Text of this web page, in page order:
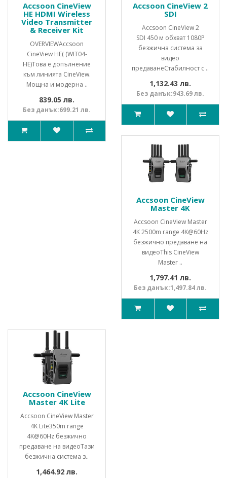
Accsoon CineView
HE HDMI Wireless
Video Transmitter
& Receiver Kit
OVERVIEWAccsoon
CineView HE( (WIT04-
HE)Това e допълнение
към линията CineView.
Мощна и модерна ..
839.05 лв.
Без данък:699.21 лв.
Accsoon CineView 2
SDI
Accsoon CineView 2
SDI 450 м обхват 1080P
безжична система за
видео
предаванеСтабилност с ..
1,132.43 лв.
Без данък:943.69 лв.
Accsoon CineView
Master 4K
Accsoon CineView Master
4K 2500m range 4K@60Hz
безжично предаване на
видеоThis CineView
Master ..
1,797.41 лв.
Без данък:1,497.84 лв.
Accsoon CineView
Master 4K Lite
Accsoon CineView Master
4K Lite350m range
4K@60Hz безжично
предаване на видеоТази
безжична система з..
1,464.92 лв.